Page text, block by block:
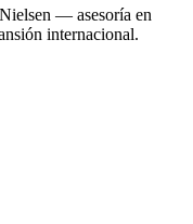
— asesoría en
internacional.